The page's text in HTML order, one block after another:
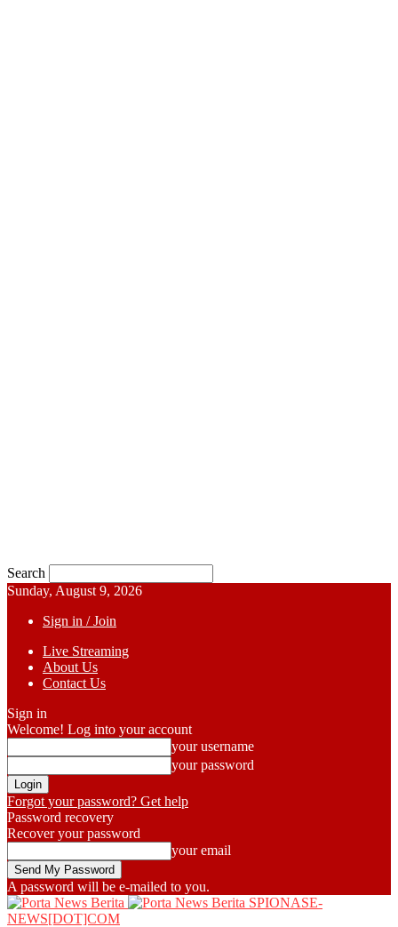
Search
Sunday, August 9, 2026
Sign in / Join
Live Streaming
About Us
Contact Us
Sign in
Welcome! Log into your account
your username
your password
Forgot your password? Get help
Password recovery
Recover your password
your email
A password will be e-mailed to you.
SPIONASE-
NEWS[DOT]COM